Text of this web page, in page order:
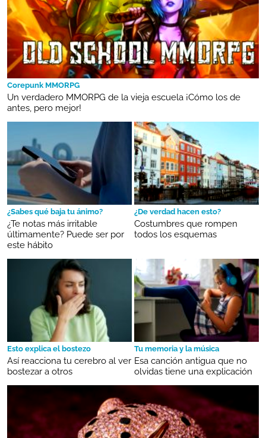
Corepunk MMORPG
Un verdadero MMORPG de la vieja escuela ¡Cómo los de
antes, pero mejor!
¿Sabes qué baja tu ánimo?
¿Te notas más irritable
últimamente? Puede ser por
este hábito
¿De verdad hacen esto?
Costumbres que rompen
todos los esquemas
Esto explica el bostezo
Así reacciona tu cerebro al ver
bostezar a otros
Tu memoria y la música
Esa canción antigua que no
olvidas tiene una explicación